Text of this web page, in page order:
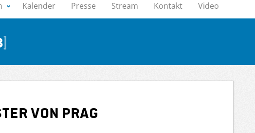
Kalender Presse Stream Kontakt Video
von Prag